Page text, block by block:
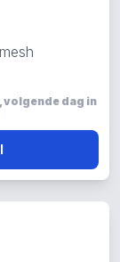
dag in